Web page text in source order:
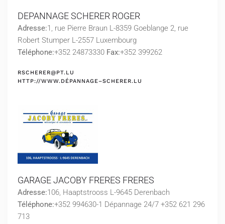
DEPANNAGE SCHERER ROGER
Adresse:1, rue Pierre Braun L-8359 Goeblange 2, rue
Robert Stumper L-2557 Luxembourg
Téléphone:+352 24873330 Fax:+352 399262
RSCHERER@PT.LU
HTTP://WWW.DÉPANNAGE–SCHERER.LU
GARAGE JACOBY FRERES FRERES
Adresse:106, Haaptstrooss L-9645 Derenbach
Téléphone:+352 994630-1 Dépannage 24/7 +352 621 296
713